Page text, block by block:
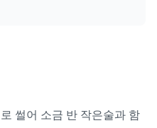
썰어 소금 반 작은술과 함